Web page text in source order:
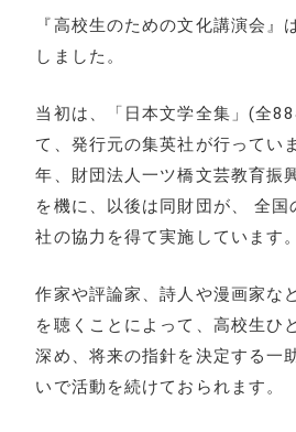
『高校生のための文化講演会』
しました。
当初は、「日本文学全集」(全
て、発行元の集英社が行ってい
年、財団法人一ツ橋文芸教育振
を機に、以後は同財団が、 全国
社の協力を得て実施しています。
作家や評論家、詩人や漫画家な
を聴くことによって、高校生ひ
深め、将来の指針を決定する一
いで活動を続けておられます。